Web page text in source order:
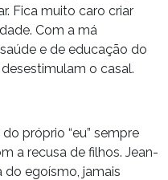
Fica muito caro criar
Com a má
e de educação do
o casal.
próprio “eu” sempre
a recusa de filhos. Jean-
do egoísmo, jamais